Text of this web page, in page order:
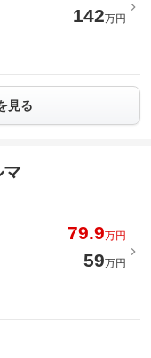
142万円
見る
79.9万円
59万円